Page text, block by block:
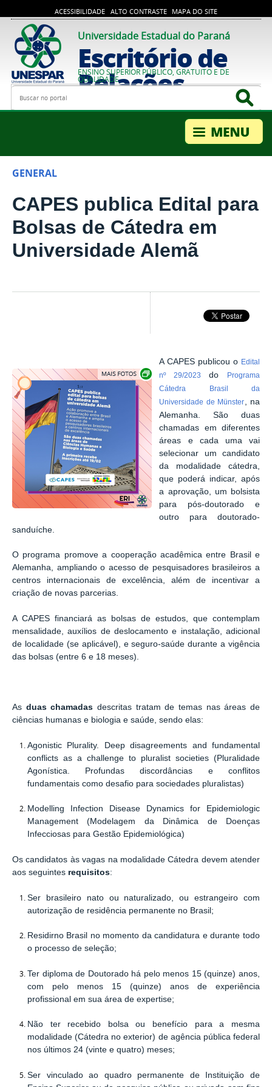
ACESSIBILIDADE ALTO CONTRASTE MAPA DO SITE
Universidade Estadual do Paraná
Escritório de
Relações
Internacionais
ENSINO SUPERIOR PÚBLICO, GRATUITO E DE
QUALIDADE
Busca
GENERAL
CAPES publica Edital para
Bolsas de Cátedra em
Universidade Alemã
Exibir carrossel de imagens
A CAPES publicou o Edital
nº 29/2023
do
Programa
Cátedra Brasil da
Universidade de Münster , na
Alemanha . São duas
chamadas em diferentes
áreas e cada uma vai
selecionar um candidato
da modalidade cátedra,
que poderá indicar, após
a aprovação, um bolsista
para pós-doutorado e
outro para doutorado-
sanduíche.
O programa promove a cooperação acadêmica entre Brasil e
Alemanha, ampliando o acesso de pesquisadores brasileiros a
centros internacionais de excelência, além de incentivar a
criação de novas parcerias.
A CAPES financiará as bolsas de estudos, que contemplam
mensalidade, auxílios de deslocamento e instalação, adicional
de localidade (se aplicável), e seguro-saúde durante a vigência
das bolsas (entre 6 e 18 meses).
As duas chamadas descritas tratam de temas nas áreas de
ciências humanas e biologia e saúde, sendo elas:
Agonistic Plurality. Deep disagreements and fundamental
conflicts as a challenge to pluralist societies (Pluralidade
Agonística. Profundas discordâncias e conflitos
fundamentais como desafio para sociedades pluralistas)
Modelling Infection Disease Dynamics for Epidemiologic
Management(Modelagem da Dinâmica de Doenças
Infecciosas para Gestão Epidemiológica)
Oscandidatos às vagas na modalidade Cátedra devem atender
aos seguintes requisitos:
Ser brasileiro nato ou naturalizado, ou estrangeiro com
autorização de residência permanente no Brasil;
Residirno Brasil no momento da candidatura e durante todo
o processo de seleção;
Ter diploma de Doutorado há pelo menos 15 (quinze) anos,
com pelo menos 15 (quinze) anos de experiência
profissional em sua área de expertise;
Não ter recebido bolsa ou benefício para a mesma
modalidade (Cátedra no exterior) de agência pública federal
nos últimos 24 (vinte e quatro) meses;
Ser vinculado ao quadro permanente de Instituição de